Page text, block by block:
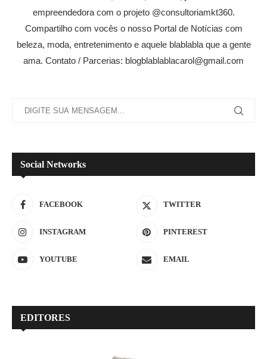
empreendedora com o projeto @consultoriamkt360.
Compartilho com vocês o nosso Portal de Notícias com
beleza, moda, entretenimento e aquele blablabla que a gente
ama. Contato / Parcerias: blogblablablacarol@gmail.com
Social Networks
FACEBOOK TWITTER
INSTAGRAM PINTEREST
YOUTUBE EMAIL
EDITORES